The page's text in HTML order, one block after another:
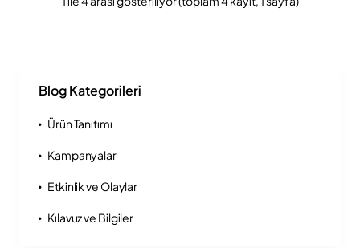
Blog Kategorileri
Ürün Tanıtımı
Kampanyalar
Etkinlik ve Olaylar
Kılavuz ve Bilgiler